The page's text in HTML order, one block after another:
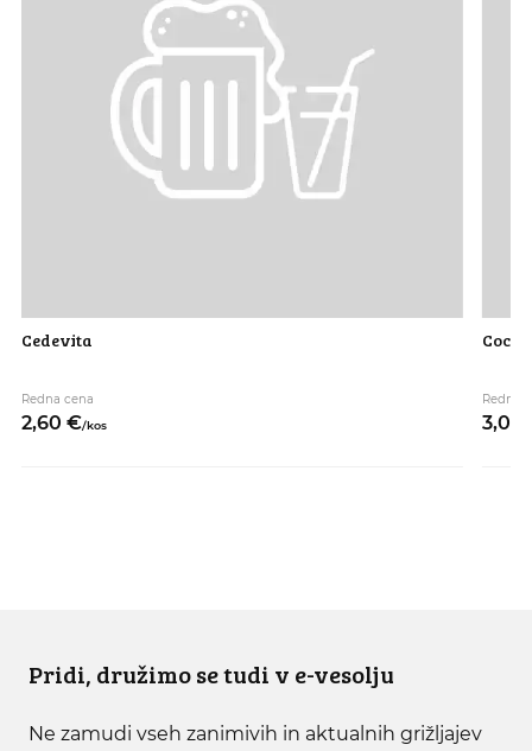
Cedevita
Redna cena
2,60 €/kos
Coca
Redna
3,00
Pridi, družimo se tudi v e-vesolju
Ne zamudi vseh zanimivih in aktualnih grižljajev